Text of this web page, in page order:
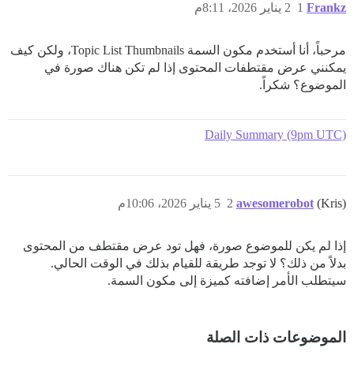
Frankz 2 يناير 2026، 8:11م 1
مرحباً، أنا أستخدم مكون السمة Topic List Thumbnails، ولكن كيف
يمكنني عرض مقتطفات المحتوى إذا لم تكن هناك صورة في
الموضوع؟ شكراً.
Daily Summary (9pm UTC)
awesomerobot (Kris) 5 يناير 2026، 10:06م 2
إذا لم يكن للموضوع صورة، فهل تود عرض مقتطف من المحتوى
بدلاً من ذلك؟ لا توجد طريقة للقيام بذلك في الوقت الحالي.
سيتطلب الأمر إضافته كميزة إلى مكون السمة.
الموضوعات ذات الصلة